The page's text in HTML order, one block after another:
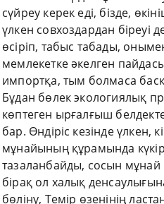
сүйреу керек еді, бізде,
үлкен совхоздардан біреуі
өсіріп, табыс табады,
мемлекетке әкелген
импортқа, тым болмаса
Бұдан бөлек экологиялық
көптеген ырғалғыш
бар. Өндіріс кезінде үлкен,
мұнайының құрамында
тазаланбайды, сосын
бірақ ол халық
бөліну, Темір өзенінің